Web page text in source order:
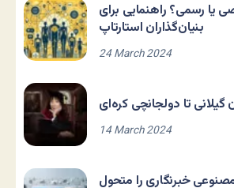
رسمی؟ راهنمایی برای
بنیان‌گذاران استارتاپ
24 March 2024
تا دولجانچی کره‌ای
14 March 2024
خبرنگاری را متحول